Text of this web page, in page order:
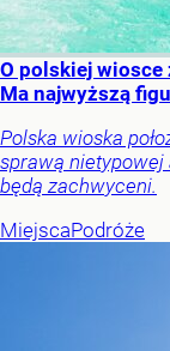
O polskiej wiosce
Ma najwyższą
Polska wioska
sprawą nietypowej
będą zachwyceni.
MiejscaPodróże